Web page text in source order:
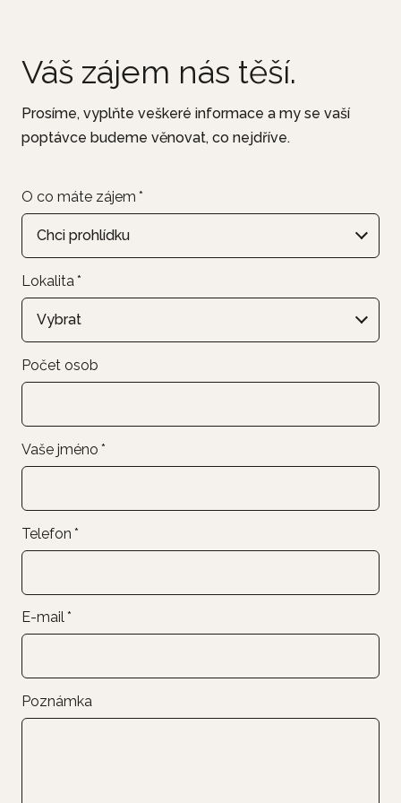
Váš zájem nás těší.
Prosíme, vyplňte veškeré informace a my se vaší
poptávce budeme věnovat, co nejdříve.
O co máte zájem *
Chci prohlídku
Lokalita*
Vybrat
Počet osob
Vaše jméno *
Telefon *
E-mail*
Poznámka